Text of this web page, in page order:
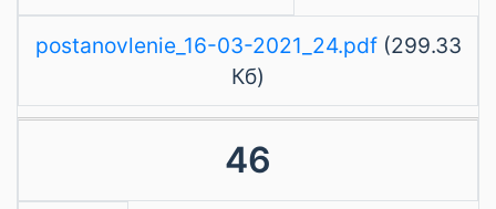
postanovlenie_16-03-2021_24.pdf(299.33
Кб)
46